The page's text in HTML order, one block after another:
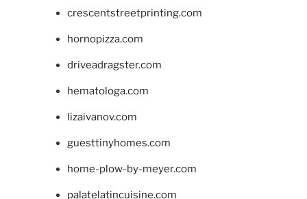
crescentstreetprinting.com
hornopizza.com
driveadragster.com
hematologa.com
lizaivanov.com
guesttinyhomes.com
home-plow-by-meyer.com
palatelatincuisine.com